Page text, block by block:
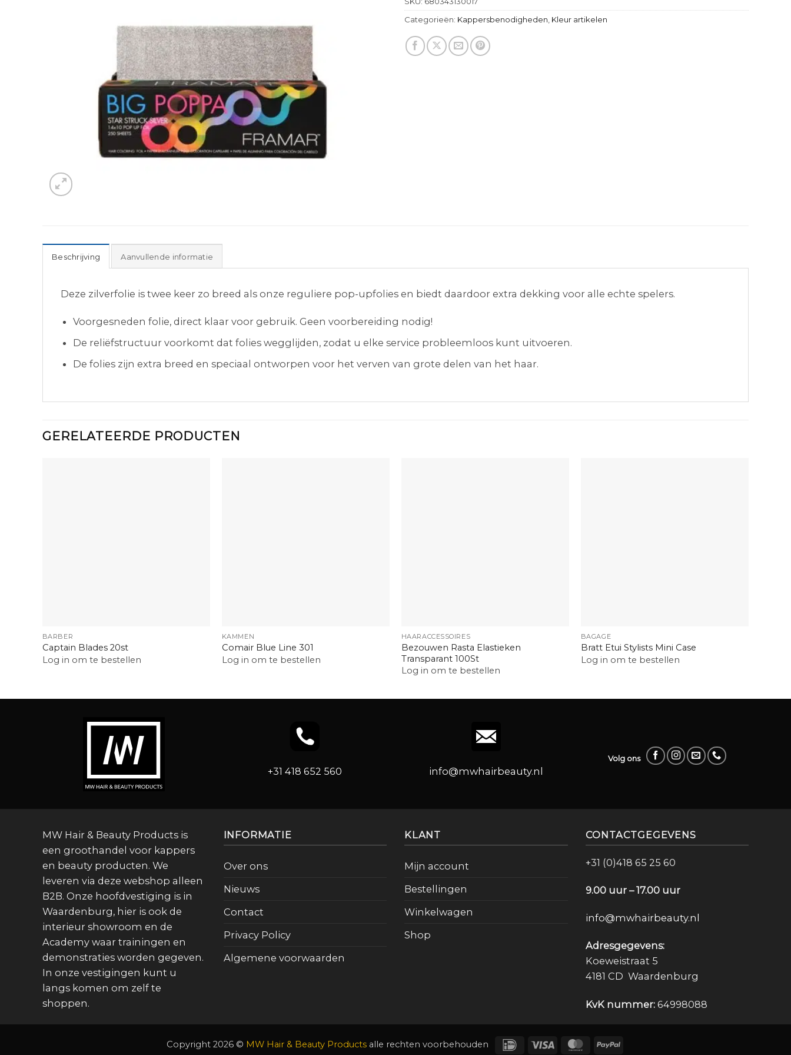
Categorieën: Kappersbenodigheden Kleur artikelen
Beschrijving Aanvullende informatie
Deze zilverfolie is twee keer zo breed als onze reguliere pop-upfolies en biedt daardoor extra dekking voor alle echte spelers.
Voorgesneden folie, direct klaar voor gebruik. Geen voorbereiding nodig!
De reliëfstructuur voorkomt dat folies wegglijden, zodat u elke service probleemloos kunt uitvoeren.
De folies zijn extra breed en speciaal ontworpen voor het verven van grote delen van het haar.
GERELATEERDE PRODUCTEN
BARBER
Captain Blades 20st
Log in om te bestellen
KAMMEN
Comair Blue Line 301
Log in om te bestellen
HAARACCESSOIRES
Bezouwen Rasta Elastieken
Transparant 100St
Log in om te bestellen
BAGAGE
Bratt Etui Stylists Mini Case
Log in om te bestellen
+31 418 652 560 info@mwhairbeauty.nl
Volg ons
MW Hair & Beauty Products is
een groothandel voor kappers
en beauty producten. We
leveren via deze webshop alleen
B2B. Onze hoofdvestiging is in
Waardenburg, hier is ook de
interieur showroom en de
Academy waar trainingen en
demonstraties worden gegeven.
In onze vestigingen kunt u
langs komen om zelf te
shoppen.
INFORMATIE
Over ons
Nieuws
Contact
Privacy Policy
Algemene voorwaarden
KLANT
Mijn account
Bestellingen
Winkelwagen
Shop
CONTACTGEGEVENS
+31 (0)418 65 25 60
9.00 uur – 17.00 uur
info@mwhairbeauty.nl
Adresgegevens:
Koeweistraat 5
4181 CD Waardenburg
KvK nummer:64998088
Copyright 2026 © MW Hair & Beauty Productsalle rechten voorbehouden IDeal Visa MasterCardPayPal